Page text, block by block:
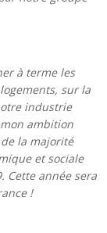
à terme les
sur la
industrie
ambition
la majorité
et sociale
Cette année sera
!